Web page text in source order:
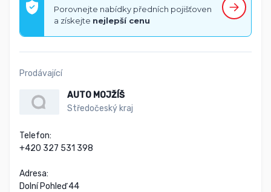
Porovnejte nabídky předních pojišťoven
a získejte nejlepší cenu
Prodávající
AUTO MOJŽÍŠ
Středočeský kraj
Telefon:
+420 327 531 398
Adresa:
Dolní Pohleď 44